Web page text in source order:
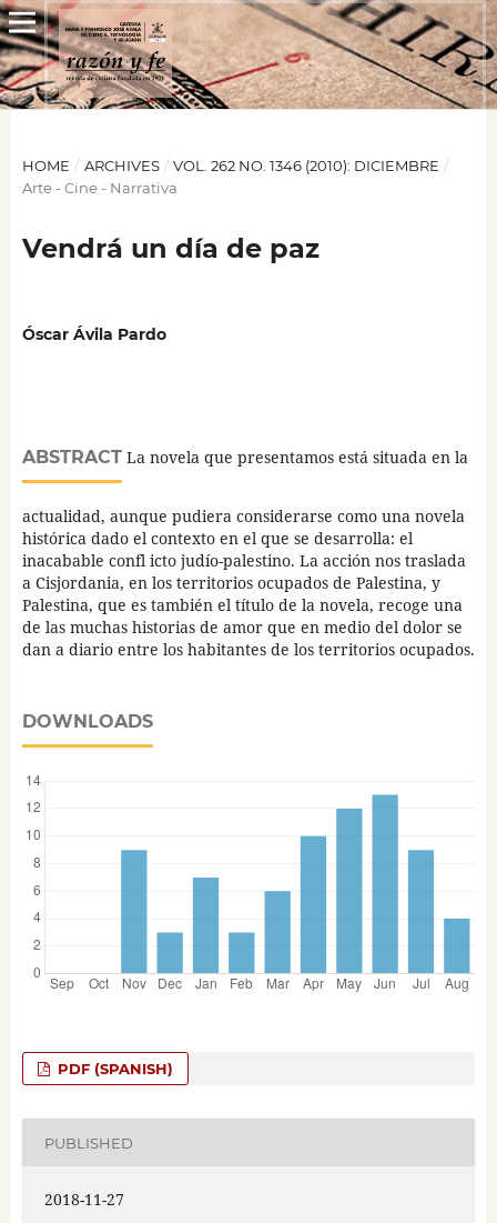
HOME / ARCHIVES / VOL. 262 NO. 1346 (2010): DICIEMBRE /
Arte - Cine - Narrativa
Vendrá un día de paz
Óscar Ávila Pardo
ABSTRACTLa novela que presentamos está situada en la
actualidad, aunque pudiera considerarse como una novela
histórica dado el contexto en el que se desarrolla: el
inacabable confl icto judío-palestino. La acción nos traslada
a Cisjordania, en los territorios ocupados de Palestina, y
Palestina, que es también el título de la novela, recoge una
de las muchas historias de amor que en medio del dolor se
dan a diario entre los habitantes de los territorios ocupados.
DOWNLOADS
PDF (SPANISH)
PUBLISHED
2018-11-27